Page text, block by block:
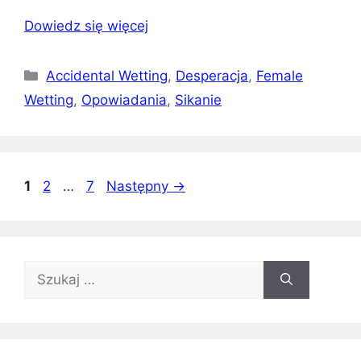
Dowiedz się więcej
Kategorie
Accidental Wetting, Desperacja, Female
Wetting, Opowiadania, Sikanie
Strona
1 Strona
2 … Strona
7 Następny →
Szukaj: